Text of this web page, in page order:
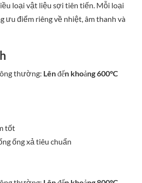
loại vật liệu sợi tiên tiến. Mỗi loại
ưu điểm riêng về nhiệt, âm thanh và
thường: Lên đến khoảng 600°C
tốt
ống xả tiêu chuẩn